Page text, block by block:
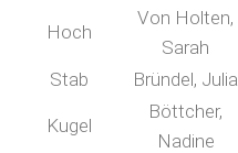
Hoch
Von Holten,
Sarah
Stab Bründel, Julia
Kugel
Böttcher,
Nadine